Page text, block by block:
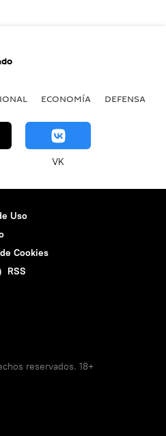
ECONOMÍA DEFENSA
VK
Uso
Cookies
RSS
reservados. 18+